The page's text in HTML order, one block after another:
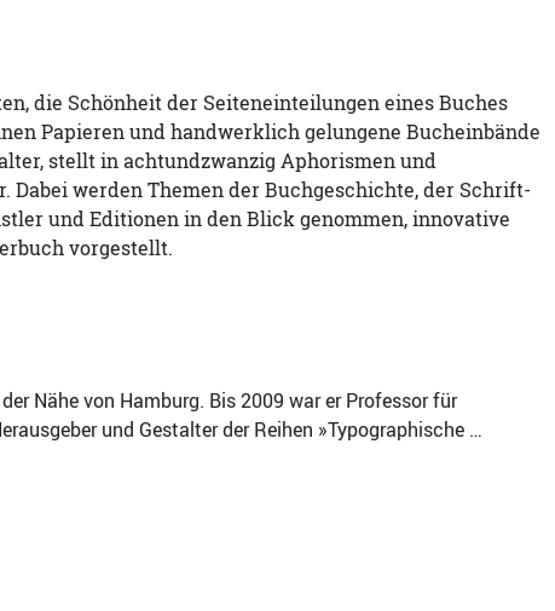
die Schönheit der Seiteneinteilungen eines Buches
Papieren und handwerklich gelungene Bucheinbände
stellt in achtundzwanzig Aphorismen und
werden Themen der Buchgeschichte, der Schrift-
und Editionen in den Blick genommen, innovative
vorgestellt.
Nähe von Hamburg. Bis 2009 war er Professor für
und Gestalter der Reihen »Typographische …